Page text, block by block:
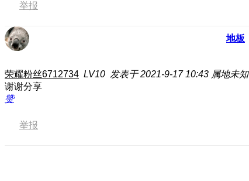
举报
地板
荣耀粉丝6712734 LV10 发表于 2021-9-17 10:43 属地未知
谢谢分享
赞
举报